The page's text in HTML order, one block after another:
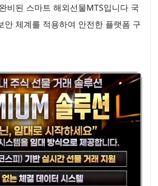
비된 스마트 해외선물MTS입니다 국
안 체계를 적용하여 안전한 플랫폼 구